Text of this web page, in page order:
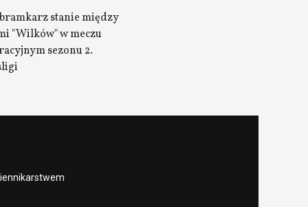
stanie między
"Wilków" w meczu
sezonu 2.